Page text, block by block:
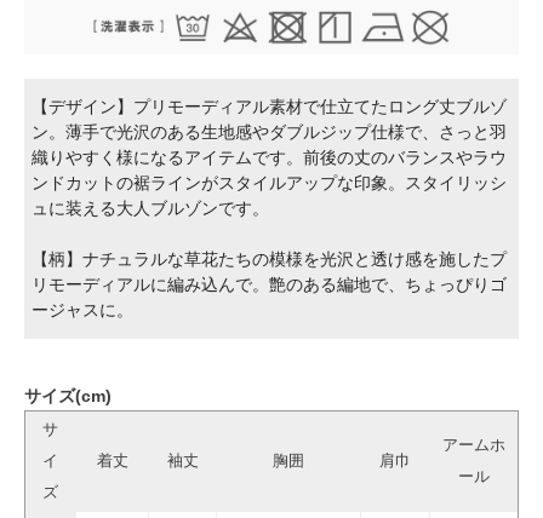
【デザイン】プリモーディアル素材で仕立てたロング丈ブルゾ
ン。薄手で光沢のある生地感やダブルジップ仕様で、さっと羽
織りやすく様になるアイテムです。前後の丈のバランスやラウ
ンドカットの裾ラインがスタイルアップな印象。スタイリッシ
ュに装える大人ブルゾンです。
【柄】ナチュラルな草花たちの模様を光沢と透け感を施したプ
リモーディアルに編み込んで。艶のある編地で、ちょっぴりゴ
ージャスに。
サイズ(cm)
サ
イ
ズ
着丈 袖丈 胸囲 肩巾
アームホ
ール